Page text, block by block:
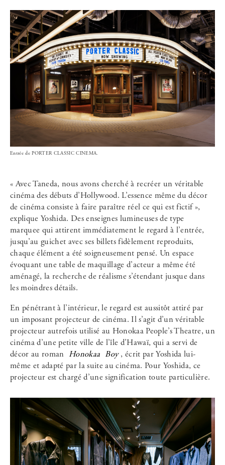
Entrée de PORTER CLASSIC CINEMA.
« Avec Taneda, nous avons cherché à recréer un véritable
cinéma des débuts d’Hollywood. L’essence même du décor
de cinéma consiste à faire paraître réel ce qui est fictif »,
explique Yoshida. Des enseignes lumineuses de type
marquee qui attirent immédiatement le regard à l’entrée,
jusqu’au guichet avec ses billets fidèlement reproduits,
chaque élément a été soigneusement pensé. Un espace
évoquant une table de maquillage d’acteur a même été
aménagé, la recherche de réalisme s’étendant jusque dans
les moindres détails.
En pénétrant à l’intérieur, le regard est aussitôt attiré par
un imposant projecteur de cinéma. Il s’agit d’un véritable
projecteur autrefois utilisé au Honokaa People’s Theatre, un
cinéma d’une petite ville de l’île d’Hawaï, qui a servi de
décor au roman Honokaa Boy , écrit par Yoshida lui-
même et adapté par la suite au cinéma. Pour Yoshida, ce
projecteur est chargé d’une signification toute particulière.